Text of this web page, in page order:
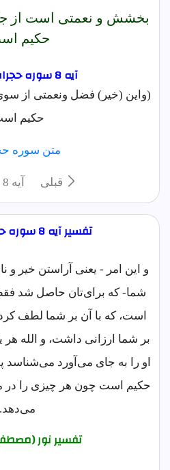
بخشش و نعمتى است از
حكيم
آیه 8 سوره حجرات فارسى
(واین (خیر) فضل ونعمتی از
حکیم
متن سوره
قبلی آيه 8
تفسیر آیه 8 سوره حجرات مختصر
و این امر - یعنی آراستن خیر و
شما- که برای‌تان حاصل شد
است، که با آن بر شما لطف
بر شما ارزانی داشت، و الله
او را به جای می‌آورد می‌شناسد
حکیم است چون هر چیزی را
می‌دهد.
تفسیر نور